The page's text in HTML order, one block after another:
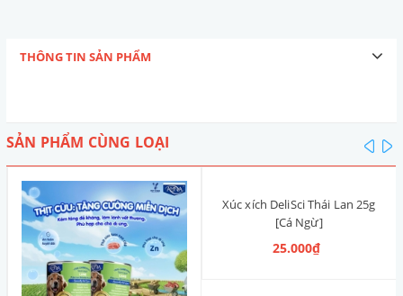
THÔNG TIN SẢN PHẨM
SẢN PHẨM CÙNG LOẠI
Xúc xích DeliSci Thái Lan 25g
[Cá Ngừ]
25.000₫